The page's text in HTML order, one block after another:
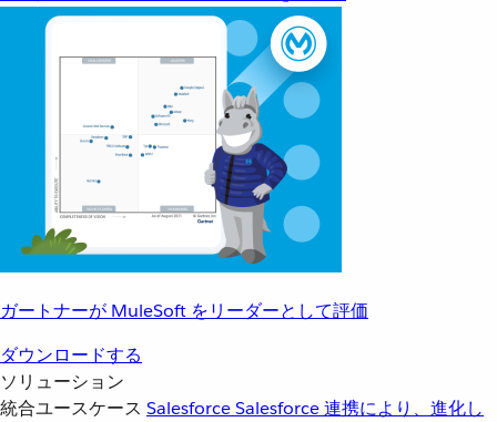
ガートナーが MuleSoft をリーダーとして評価
ダウンロードする
ソリューション
統合ユースケース SalesforceSalesforce 連携により、進化し